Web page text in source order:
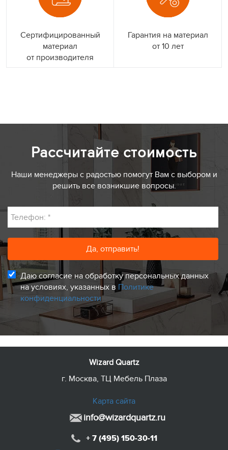
Сертифицированный
материал
от производителя
Гарантия на материал
от 10 лет
Рассчитайте стоимость
Наши менеджеры с радостью помогут Вам с выбором и
решить все возникшие вопросы.
Телефон: *
Даю согласие на обработку персональных данных
на условиях, указанных в Политике
конфиденциальности
Wizard Quartz
г. Москва, ТЦ Мебель Плаза
Карта сайта
info@wizardquartz.ru
+ 7 (495) 150-30-11